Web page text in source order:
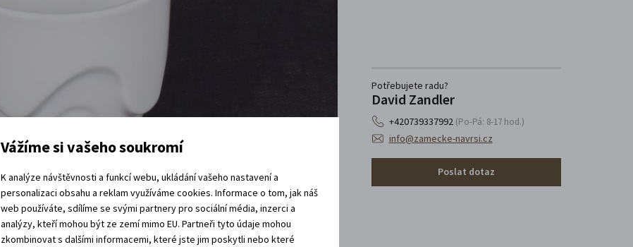
Potřebujete radu?
David Zandler
+420739337992 (Po-Pá: 8-17 hod.)
info@zamecke-navrsi.cz
Poslat dotaz
Vážíme si vašeho soukromí
K analýze návštěvnosti a funkcí webu, ukládání vašeho nastavení a
personalizaci obsahu a reklam využíváme cookies. Informace o tom, jak náš
web používáte, sdílíme se svými partnery pro sociální média, inzerci a
analýzy, kteří mohou být ze zemí mimo EU. Partneři tyto údaje mohou
zkombinovat s dalšími informacemi, které jste jim poskytli nebo které